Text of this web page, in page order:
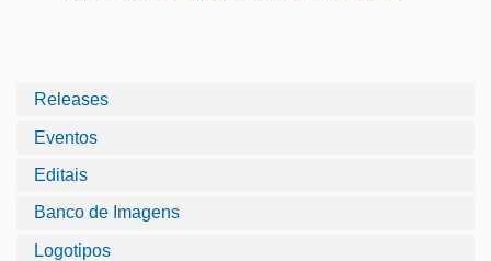
Releases
Eventos
Editais
Banco de Imagens
Logotipos